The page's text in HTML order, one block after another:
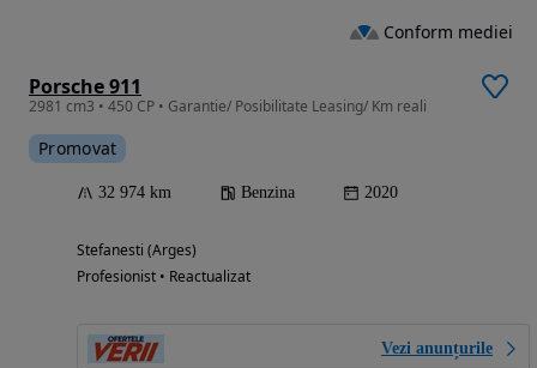
Porsche 911
2981 cm3 • 450 CP • Garantie/ Posibilitate Leasing/ Km reali
Promovat
32 974 km Benzina 2020
Stefanesti (Arges)
Profesionist • Reactualizat
Vezi anunțurile
Conform mediei